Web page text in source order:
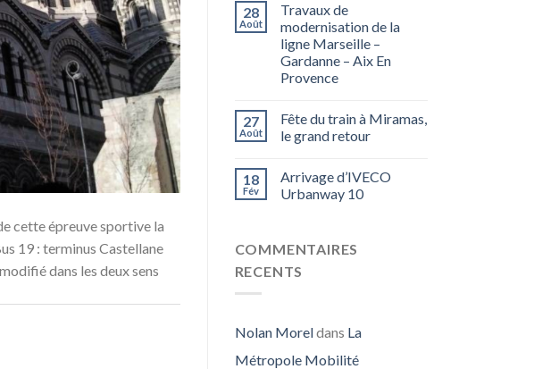
cette épreuve sportive la
19 : terminus Castellane
dans les deux sens
28
Août
Travaux de
modernisation de la
ligne Marseille –
Gardanne – Aix En
Provence
27
Août
Fête du train à Miramas,
le grand retour
18
Fév
Arrivage d’IVECO
Urbanway 10
COMMENTAIRES
RECENTS
Nolan Moreldans La
Métropole Mobilité